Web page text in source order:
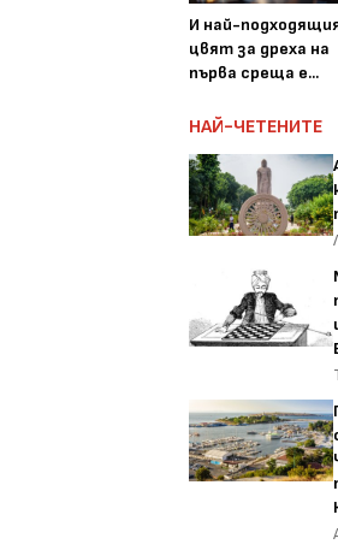
И най-
цвят за дреха на
първа среща е...
НАЙ-ЧЕТЕНИТЕ